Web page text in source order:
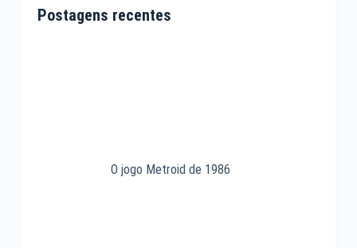
Postagens recentes
O jogo Metroid de 1986